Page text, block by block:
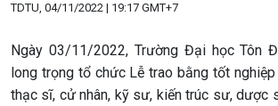
TDTU, 04/11/2022 | 19:17 GMT+7
Ngày 03/11/2022, Trường Đại học Tôn
long trọng tổ chức Lễ trao bằng tốt
thạc sĩ, cử nhân, kỹ sư, kiến trúc sư, dược